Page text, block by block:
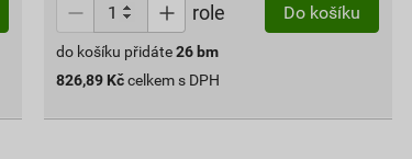
role Do košíku
do košíku přidáte 26 bm
826,89 Kč celkem s DPH